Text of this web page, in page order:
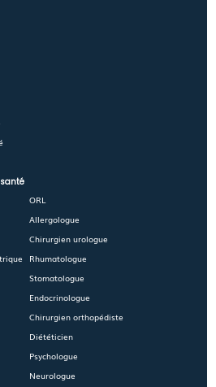
ORL
Allergologue
Chirurgien urologue
Rhumatologue
Stomatologue
Endocrinologue
Chirurgien orthopédiste
Diététicien
Psychologue
Neurologue